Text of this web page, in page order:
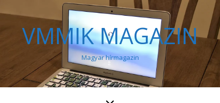
VMMIK MAGAZIN
Magyar hírmagazin